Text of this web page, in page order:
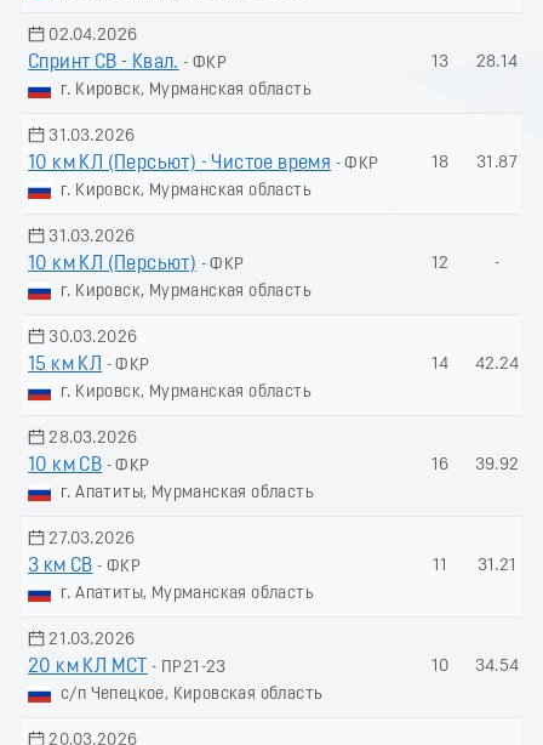
02.04.2026
Спринт СВ - Квал. - ФКР
г. Кировск, Мурманская область
13 28.14
31.03.2026
10 км КЛ (Пeрсьют) - Чистое время - ФКР
г. Кировск, Мурманская область
18 31.87
31.03.2026
10 км КЛ (Пеpсьют) - ФКР
г. Кировск, Мурманская область
12 -
30.03.2026
15 км КЛ
- ФКР
г. Кировск, Мурманская область
14 42.24
28.03.2026
10 км СВ - ФКР
г. Апатиты, Мурманская область
16 39.92
27.03.2026
3 км СВ - ФКР
г. Апатиты, Мурманская область
11 31.21
21.03.2026
20 км КЛ МСТ
- ПР21-23
с/п Чепецкое, Кировская область
10 34.54
20.03.2026